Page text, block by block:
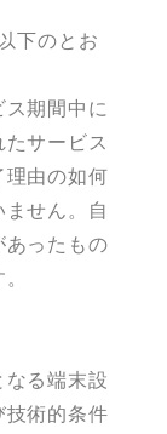
下のとお
期間中に
サービス
理由の如何
せん。自
あったもの
る端末設
技術的条件